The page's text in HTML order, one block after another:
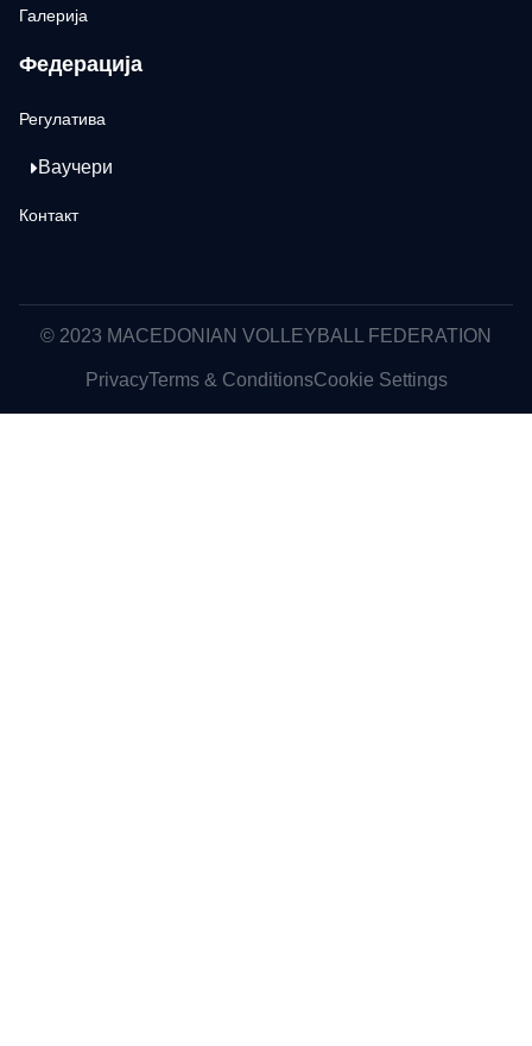
Галерија
Федерација
Регулатива
Ваучери
Контакт
© 2023 MACEDONIAN VOLLEYBALL FEDERATION
PrivacyTerms & ConditionsCookie Settings